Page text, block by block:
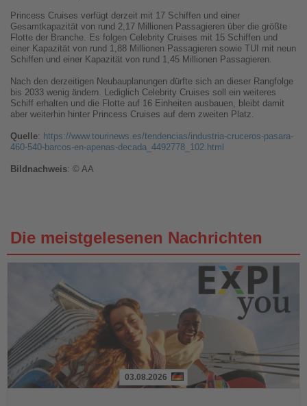
Princess Cruises verfügt derzeit mit 17 Schiffen und einer
Gesamtkapazität von rund 2,17 Millionen Passagieren über die größte
Flotte der Branche. Es folgen Celebrity Cruises mit 15 Schiffen und
einer Kapazität von rund 1,88 Millionen Passagieren sowie TUI mit neun
Schiffen und einer Kapazität von rund 1,45 Millionen Passagieren.
Nach den derzeitigen Neubauplanungen dürfte sich an dieser Rangfolge
bis 2033 wenig ändern. Lediglich Celebrity Cruises soll ein weiteres
Schiff erhalten und die Flotte auf 16 Einheiten ausbauen, bleibt damit
aber weiterhin hinter Princess Cruises auf dem zweiten Platz.
Quelle: https://www.tourinews.es/tendencias/industria-cruceros-pasara-
460-540-barcos-en-apenas-decada_4492778_102.html
Bildnachweis: © AA
Die meistgelesenen Nachrichten
03.08.2026